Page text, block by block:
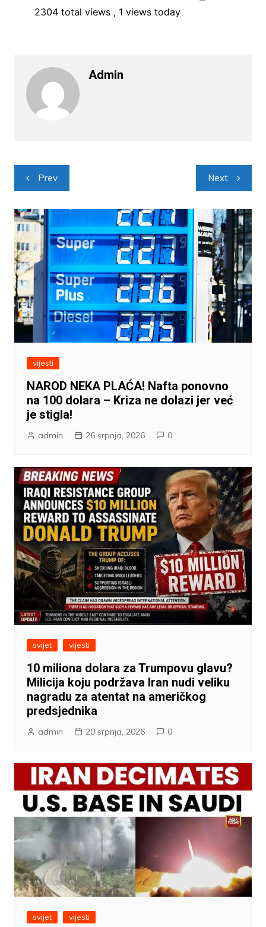
2304 total views , 1 views today
Admin
Navigacija
objava
Prev Next
vijesti
NAROD NEKA PLAĆA! Nafta ponovno
na 100 dolara – Kriza ne dolazi jer već
je stigla!
admin 26 srpnja, 2026 0
svijet vijesti
10 miliona dolara za Trumpovu glavu?
Milicija koju podržava Iran nudi veliku
nagradu za atentat na američkog
predsjednika
admin 20 srpnja, 2026 0
svijet vijesti